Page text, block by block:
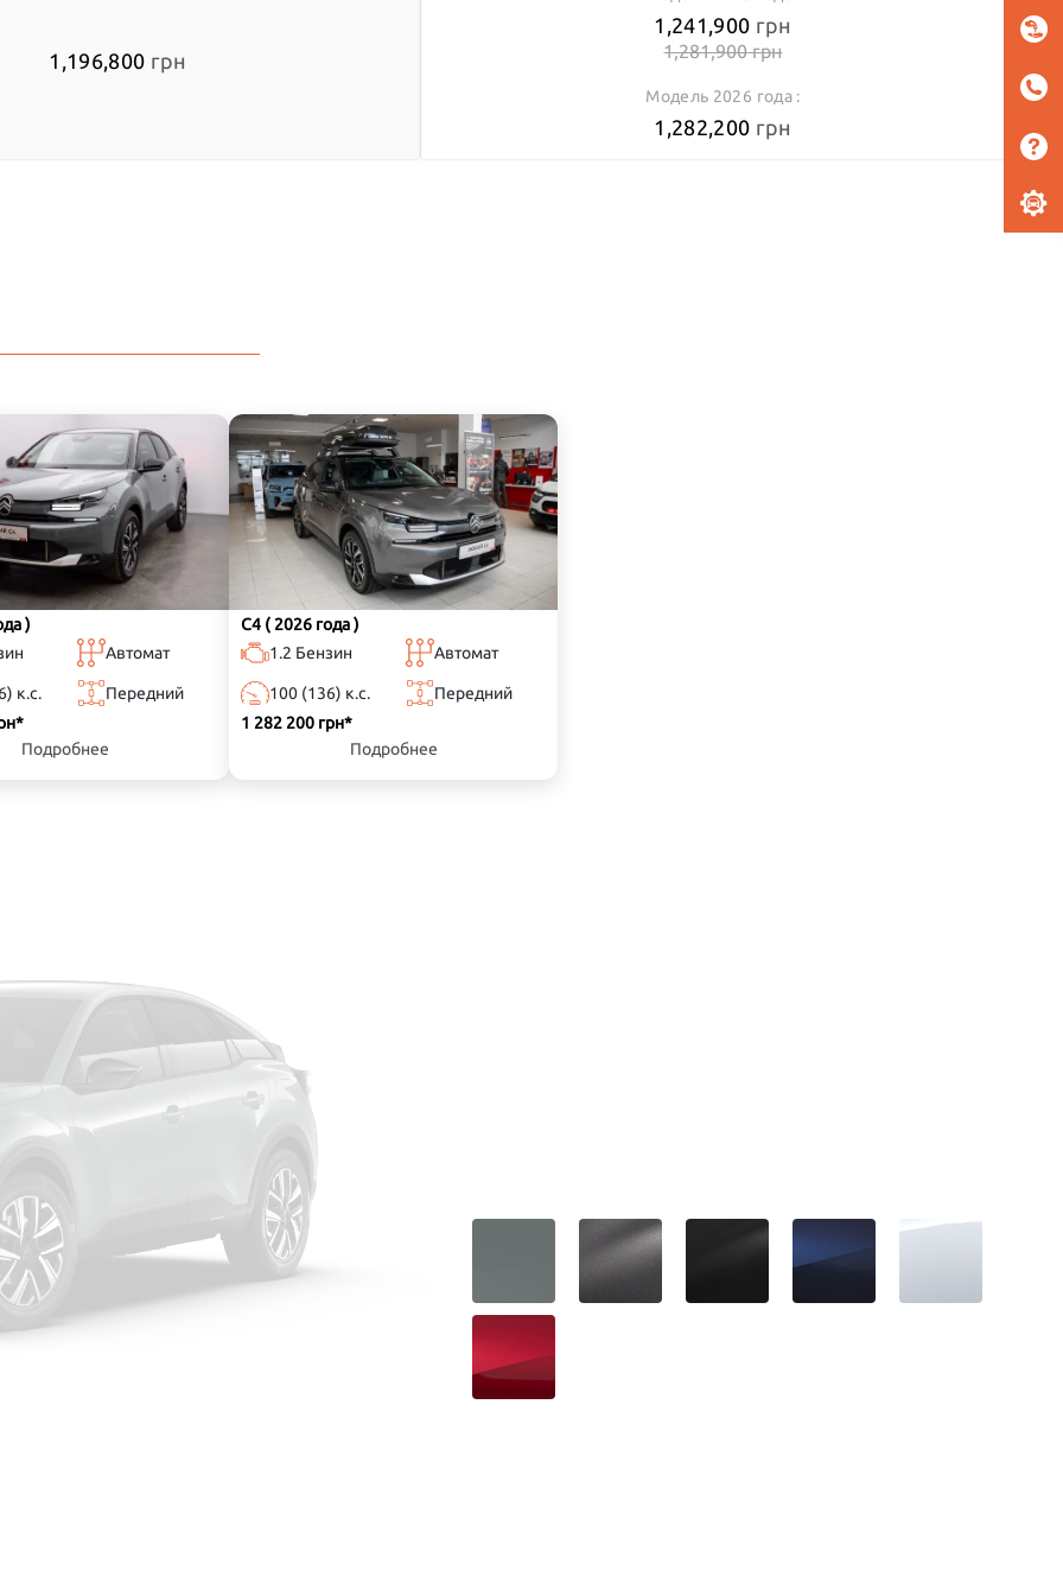
разъем (type C) впереди, 2 USB-разъема (type A) спереди и сзади,
беспроводной Android Auto, Apple Car Play, Bluetooth с
возможностью подключения 2х телефонов одновременно
1,196,800 грн
1,241,900 грн
1,281,900грн
Модель 2026 года :
1,282,200 грн
)
Автомат
к.с.
Передний
Подробнее
C4 ( 2026 года )
1.2 Бензин
Автомат
100 (136) к.с.
Передний
1 282 200 грн*
Подробнее